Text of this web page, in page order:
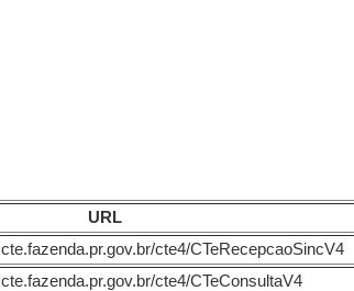
URL
cte4/CTeRecepcaoSincV4
cte4/CTeConsultaV4